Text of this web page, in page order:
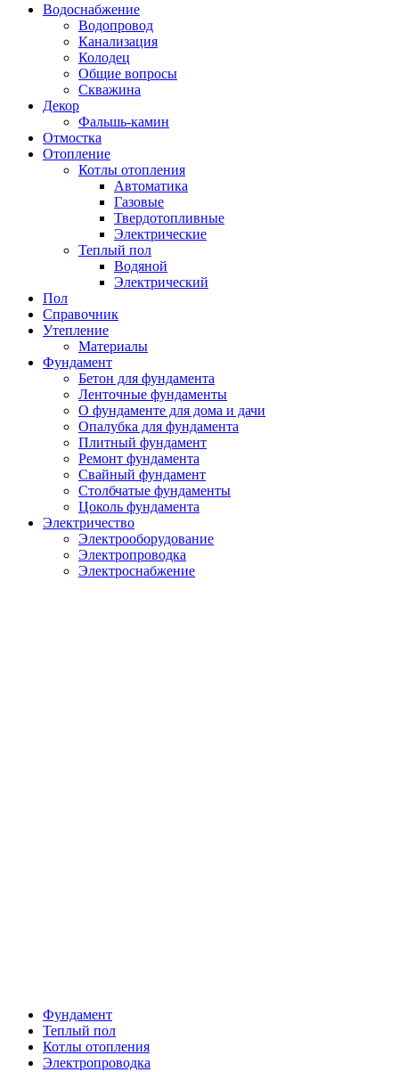
Водоснабжение
Водопровод
Канализация
Колодец
Общие вопросы
Скважина
Декор
Фальшь-камин
Отмостка
Отопление
Котлы отопления
Автоматика
Газовые
Твердотопливные
Электрические
Теплый пол
Водяной
Электрический
Пол
Справочник
Утепление
Материалы
Фундамент
Бетон для фундамента
Ленточные фундаменты
О фундаменте для дома и дачи
Опалубка для фундамента
Плитный фундамент
Ремонт фундамента
Свайный фундамент
Столбчатые фундаменты
Цоколь фундамента
Электричество
Электрооборудование
Электропроводка
Электроснабжение
Фундамент
Теплый пол
Котлы отопления
Электропроводка